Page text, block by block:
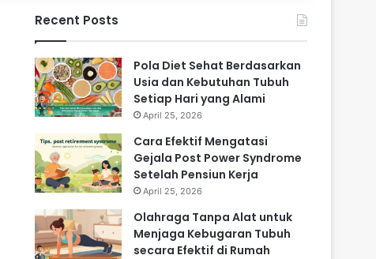
Recent Posts
Pola Diet Sehat Berdasarkan
Usia dan Kebutuhan Tubuh
Setiap Hari yang Alami
April 25, 2026
Cara Efektif Mengatasi
Gejala Post Power Syndrome
Setelah Pensiun Kerja
April 25, 2026
Olahraga Tanpa Alat untuk
Menjaga Kebugaran Tubuh
secara Efektif di Rumah